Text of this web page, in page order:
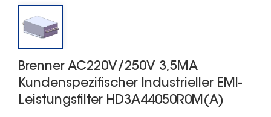
Brenner AC220V/250V 3,5MA
Kundenspezifischer Industrieller EMI-
Leistungsfilter HD3A44050R0M(A)